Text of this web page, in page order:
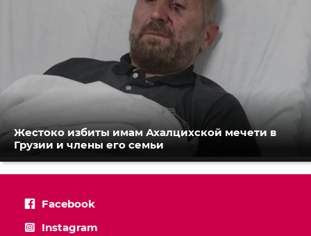
Жестоко избиты имам Ахалцихской мечети в
Грузии и члены его семьи
Facebook
Instagram